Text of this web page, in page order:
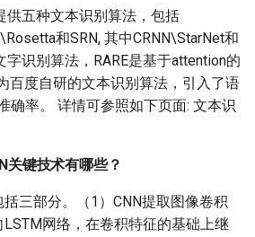
的密
的处理
情况
时稍
没有一
供五种文本识别算法，包括
和SRN, 其中CRNN\StarNet和
识别算法，RARE是基于attention的
百度自研的文本识别算法，引入了语
确率。 详情可参照如下页面: 文本识
关键技术有哪些？
括三部分。（1）CNN提取图像卷积
网络，在卷积特征的基础上继